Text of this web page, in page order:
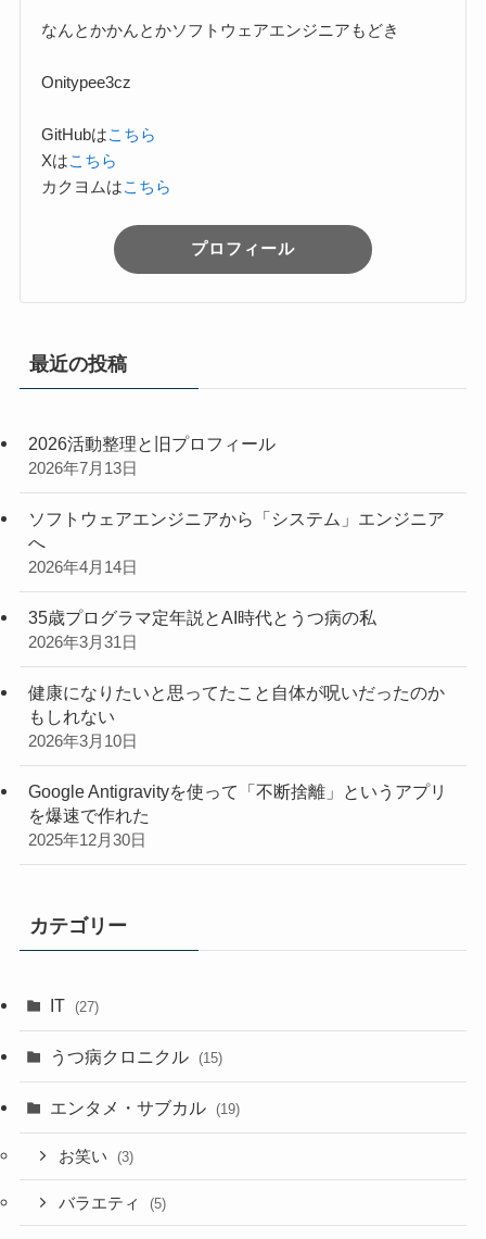
なんとかかんとかソフトウェアエンジニアもどき
Onitypee3cz
GitHubはこちら
Xはこちら
カクヨムはこちら
プロフィール
最近の投稿
2026活動整理と旧プロフィール
2026年7月13日
ソフトウェアエンジニアから「システム」エンジニア
へ
2026年4月14日
35歳プログラマ定年説とAI時代とうつ病の私
2026年3月31日
健康になりたいと思ってたこと自体が呪いだったのか
もしれない
2026年3月10日
Google Antigravityを使って「不断捨離」というアプリ
を爆速で作れた
2025年12月30日
カテゴリー
IT (27)
うつ病クロニクル (15)
エンタメ・サブカル (19)
お笑い (3)
バラエティ (5)